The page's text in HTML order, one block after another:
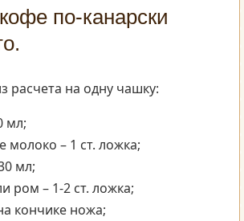
по-канарски
расчета на одну чашку:
мл;
молоко – 1 ст. ложка;
мл;
ром – 1-2 ст. ложка;
кончике ножа;